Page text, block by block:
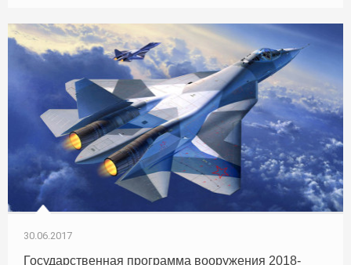
30.06.2017
Государственная программа вооружения 2018-